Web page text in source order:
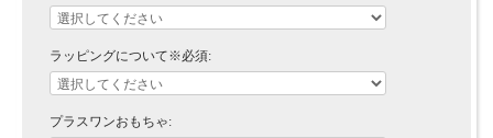
ラッピングについて※必須:
プラスワンおもちゃ: